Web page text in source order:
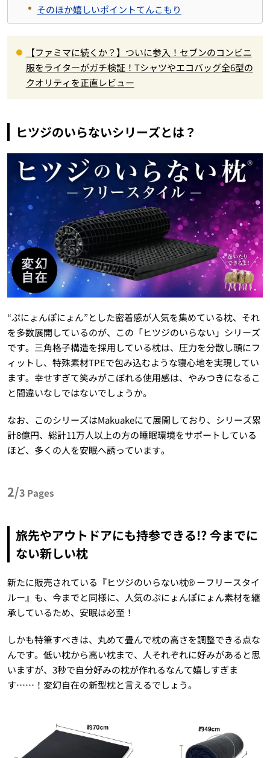
そのほか嬉しいポイントてんこもり
【ファミマに続くか？】ついに参入！セブンのコンビニ
服をライターがガチ検証！Tシャツやエコバッグ全6型の
クオリティを正直レビュー
ヒツジのいらないシリーズとは？
“ぷにょんぽにょん”とした密着感が人気を集めている枕、それ
を多数展開しているのが、この「ヒツジのいらない」シリーズ
です。三角格子構造を採用している枕は、圧力を分散し頭にフ
ィットし、特殊素材TPEで包み込むような寝心地を実現してい
ます。幸せすぎて笑みがこぼれる使用感は、やみつきになるこ
と間違いなしではないでしょうか。
なお、このシリーズはMakuakeにて展開しており、シリーズ累
計8億円、総計11万人以上の方の睡眠環境をサポートしている
ほど、多くの人を安眠へ誘っています。
2/3 Pages
旅先やアウトドアにも持参できる!? 今までに
ない新しい枕
新たに販売されている『ヒツジのいらない枕®︎ ーフリースタイ
ルー』も、今までと同様に、人気のぷにょんぽにょん素材を継
承しているため、安眠は必至！
しかも特筆すべきは、丸めて畳んで枕の高さを調整できる点な
んです。低い枕から高い枕まで、人それぞれに好みがあると思
いますが、3秒で自分好みの枕が作れるなんて嬉しすぎま
す……！変幻自在の新型枕と言えるでしょう。